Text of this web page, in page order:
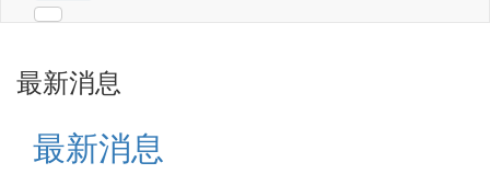
最新消息
最新消息